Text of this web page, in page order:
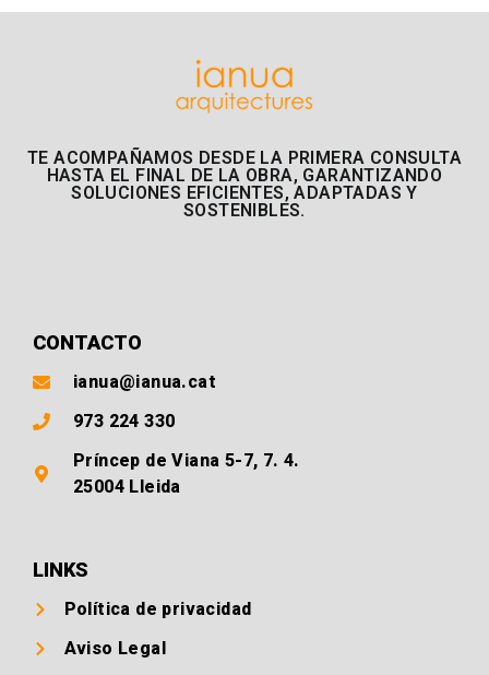
TE ACOMPAÑAMOS DESDE LA PRIMERA CONSULTA
HASTA EL FINAL DE LA OBRA, GARANTIZANDO
SOLUCIONES EFICIENTES, ADAPTADAS Y
SOSTENIBLES.
CONTACTO
ianua@ianua.cat
973 224 330
Príncep de Viana 5-7, 7. 4.
25004 Lleida
LINKS
Política de privacidad
Aviso Legal